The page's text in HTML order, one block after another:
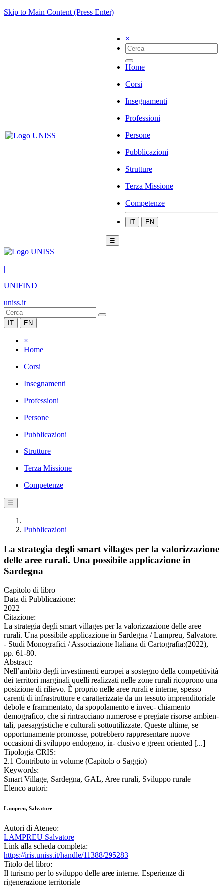
Skip to Main Content (Press Enter)
×
Home
Corsi
Insegnamenti
Professioni
Persone
Pubblicazioni
Strutture
Terza Missione
Competenze
IT EN
☰
|
UNIFIND
uniss.it
IT EN
×
Home
Corsi
Insegnamenti
Professioni
Persone
Pubblicazioni
Strutture
Terza Missione
Competenze
☰
Pubblicazioni
La strategia degli smart villages per la valorizzazione
delle aree rurali. Una possibile applicazione in
Sardegna
Capitolo di libro
Data di Pubblicazione:
2022
Citazione:
La strategia degli smart villages per la valorizzazione delle aree
rurali. Una possibile applicazione in Sardegna / Lampreu, Salvatore.
- Studi Monografici / Associazione Italiana di Cartografia:(2022),
pp. 61-80.
Abstract:
Nell’ambito degli investimenti europei a sostegno della competitività
dei territori marginali quelli realizzati nelle zone rurali ricoprono una
posizione di rilievo. È proprio nelle aree rurali e interne, spesso
carenti di infrastrutture e caratterizzate da un tessuto imprenditoriale
debole e frammentato, da spopolamento e invec- chiamento
demografico, che si rintracciano numerose e pregiate risorse ambien-
tali, paesaggistiche e culturali sottoutilizzate. Queste ultime, se
opportunamente promosse, potrebbero rappresentare nuove
occasioni di sviluppo endogeno, in- clusivo e green oriented [...]
Tipologia CRIS:
2.1 Contributo in volume (Capitolo o Saggio)
Keywords:
Smart Village, Sardegna, GAL, Aree rurali, Sviluppo rurale
Elenco autori:
Lampreu, Salvatore
Autori di Ateneo:
LAMPREU Salvatore
Link alla scheda completa:
https://iris.uniss.it/handle/11388/295283
Titolo del libro:
Il turismo per lo sviluppo delle aree interne. Esperienze di
rigenerazione territoriale